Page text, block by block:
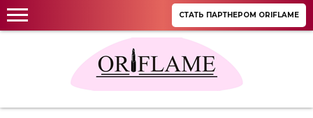
СТАТЬ ПАРТНЕРОМ ORIFLAME